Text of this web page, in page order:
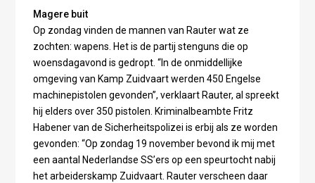
Magere buit
Op zondag vinden de mannen van Rauter wat ze
zochten: wapens. Het is de partij stenguns die op
woensdagavond is gedropt. “In de onmiddellijke
omgeving van Kamp Zuidvaart werden 450 Engelse
machinepistolen gevonden”, verklaart Rauter, al spreekt
hij elders over 350 pistolen. Kriminalbeambte Fritz
Habener van de Sicherheitspolizei is erbij als ze worden
gevonden: “Op zondag 19 november bevond ik mij met
een aantal Nederlandse SS’ers op een speurtocht nabij
het arbeiderskamp Zuidvaart. Rauter verscheen daar